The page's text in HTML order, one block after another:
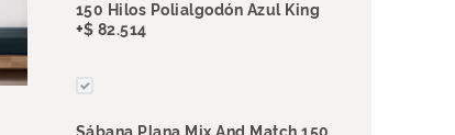
150 Hilos Polialgodón Azul King
+$ 82.514